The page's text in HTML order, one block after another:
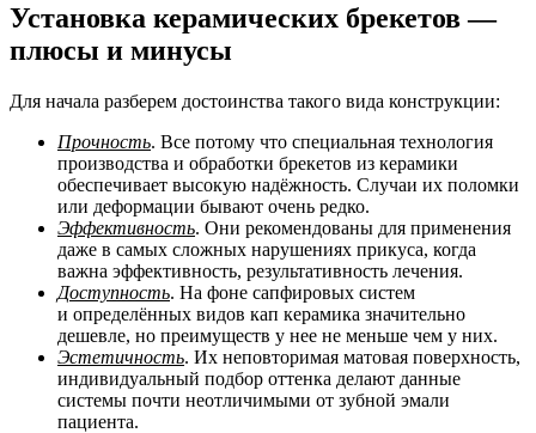
Установка керамических брекетов —
плюсы и минусы
Для начала разберем достоинства такого вида конструкции:
Прочность. Все потому что специальная технология
производства и обработки брекетов из керамики
обеспечивает высокую надёжность. Случаи их поломки
или деформации бывают очень редко.
Эффективность. Они рекомендованы для применения
даже в самых сложных нарушениях прикуса, когда
важна эффективность, результативность лечения.
Доступность. На фоне сапфировых систем
и определённых видов кап керамика значительно
дешевле, но преимуществ у нее не меньше чем у них.
Эстетичность. Их неповторимая матовая поверхность,
индивидуальный подбор оттенка делают данные
системы почти неотличимыми от зубной эмали
пациента.